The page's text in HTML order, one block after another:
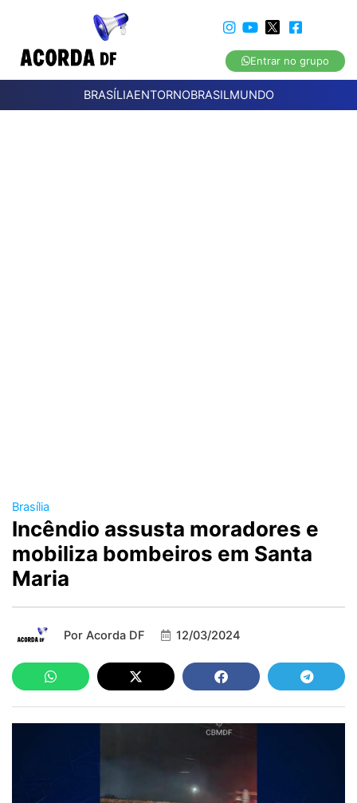
Entrar no grupo
BRASÍLIAENTORNOBRASILMUNDO
Brasília
Incêndio assusta moradores e
mobiliza bombeiros em Santa
Maria
Por Acorda DF 12/03/2024